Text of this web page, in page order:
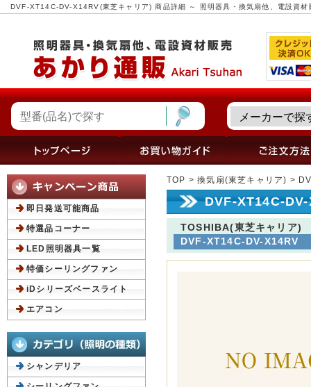
DVF-XT14C-DV-X14RV(東芝キャリア) 商品詳細 ～ 照明器具・換気扇他、電設資材
TOP >換気扇(東芝キャリア) >
DVF-XT14C-
TOSHIBA(東芝キャリア)
DVF-XT14C-DV-X14RV
即日発送可能商品
特選品コーナー
LED照明器具一覧
特価シーリングファン
iDシリーズベースライト
エアコン
シャンデリア